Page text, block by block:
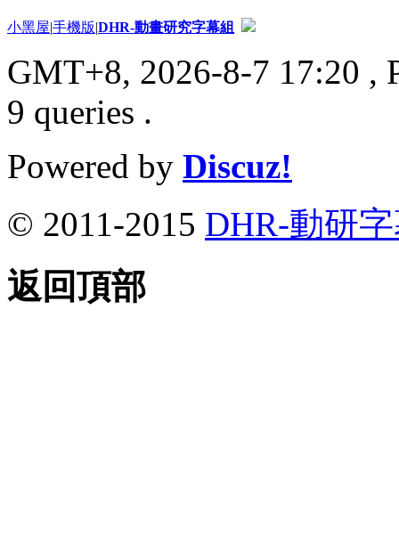
小黑屋|手機版|DHR-動畫研究字幕組
GMT+8, 2026-8-7 17:20 ,
9 queries .
Powered by Discuz!
© 2011-2015 DHR-動研
返回頂部